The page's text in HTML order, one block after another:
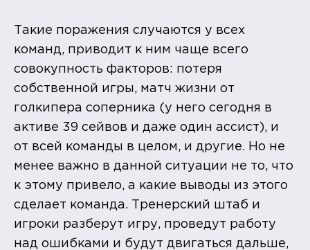
Такие поражения случаются у всех
команд, приводит к ним чаще всего
совокупность факторов: потеря
собственной игры, матч жизни от
голкипера соперника (у него сегодня в
активе 39 сейвов и даже один ассист), и
от всей команды в целом, и другие. Но не
менее важно в данной ситуации не то, что
к этому привело, а какие выводы из этого
сделает команда. Тренерский штаб и
игроки разберут игру, проведут работу
над ошибками и будут двигаться дальше,